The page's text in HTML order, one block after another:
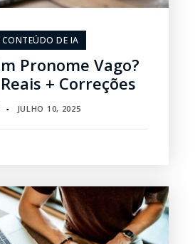
DE IA
Pronome Vago?
+ Correções
▪ JULHO 10, 2025